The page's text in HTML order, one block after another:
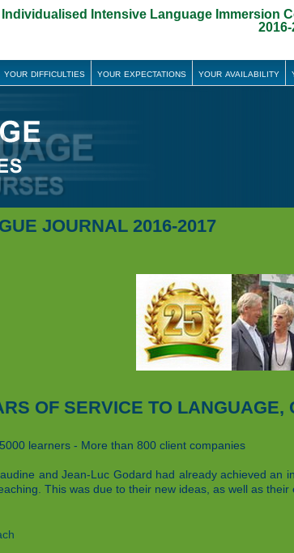
Individualised Intensive Language Immersion
your difficulties your expectations your availability
JOURNAL 2016-2017
OF SERVICE TO LANGUAGE,
learners - More than 800 client companies
and Jean-Luc Godard had already achieved an
This was due to their new ideas, as well as